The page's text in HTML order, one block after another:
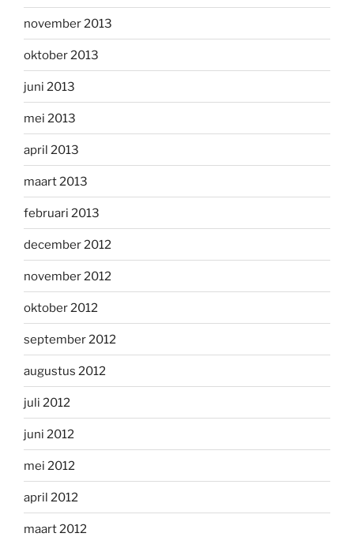
november 2013
oktober 2013
juni 2013
mei 2013
april 2013
maart 2013
februari 2013
december 2012
november 2012
oktober 2012
september 2012
augustus 2012
juli 2012
juni 2012
mei 2012
april 2012
maart 2012